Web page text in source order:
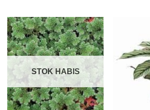
STOK HABIS